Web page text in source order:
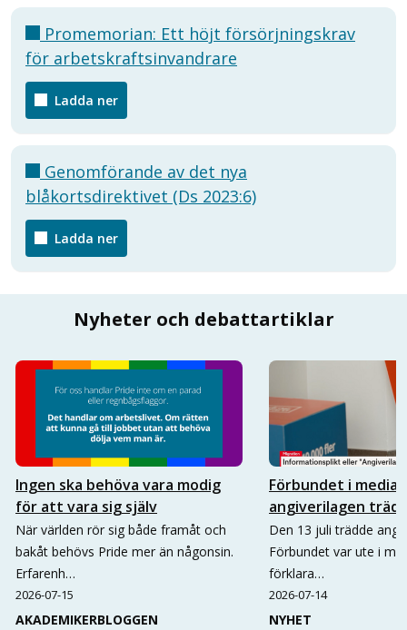
Promemorian: Ett höjt försörjningskrav
för arbetskraftsinvandrare
Ladda ner
Genomförande av det nya
blåkortsdirektivet (Ds 2023:6)
Ladda ner
Nyheter och debattartiklar
Ingen ska behöva vara modig
för att vara sig själv
När världen rör sig både framåt och
bakåt behövs Pride mer än någonsin.
Erfarenh…
2026-07-15
AKADEMIKERBLOGGEN
Förbundet i media
angiverilagen
Den 13 juli trädde
Förbundet var ute i
förklara…
2026-07-14
NYHET